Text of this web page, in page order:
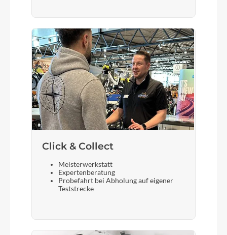
Laufradgröße
28 Zoll
Gepäckträger
MonkeyLoad angeschweißt, in Rahmenfarbe
Schalthebel
SHIMANO Alivio SL-M3100
Bremshebel
Click & Collect
Meisterwerkstatt
Expertenberatung
Probefahrt bei Abholung auf eigener
Teststrecke